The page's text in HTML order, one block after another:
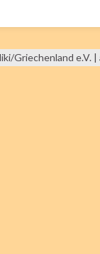
Griechenland e.V.